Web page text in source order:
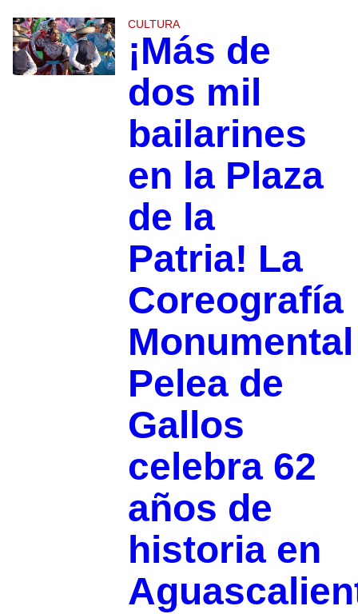
CULTURA
¡Más de
dos mil
bailarines
en la Plaza
de la
Patria! La
Coreografía
Monumental
Pelea de
Gallos
celebra 62
años de
historia en